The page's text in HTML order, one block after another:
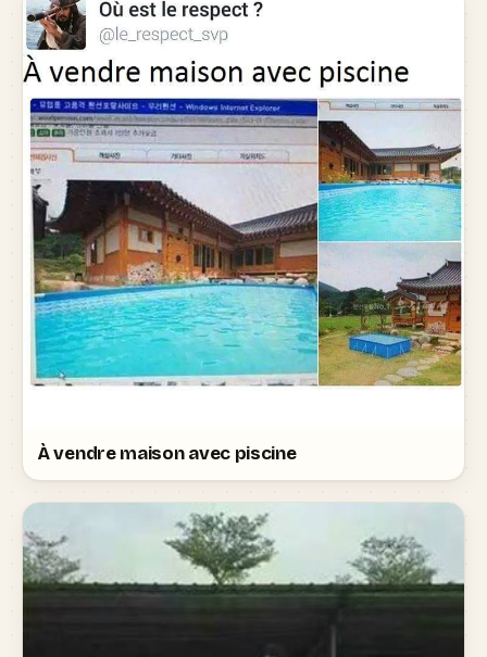
À vendre maison avec piscine